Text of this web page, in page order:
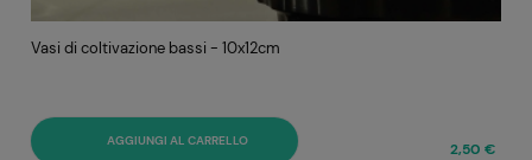
Vasi di coltivazione bassi - 10x12cm
2,50 €
AGGIUNGI AL CARRELLO